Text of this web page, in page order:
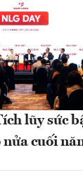
lũy sức
nửa cuối